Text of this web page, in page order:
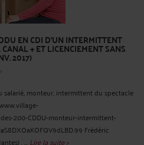
EN CDI D’UN INTERMITTENT
+ ET LICENCIEMENT SANS
2017)
salarié, monteur, intermittent du spectacle
200-CDDU-monteur-intermittent-
Frédéric
. ... Lire la suite >